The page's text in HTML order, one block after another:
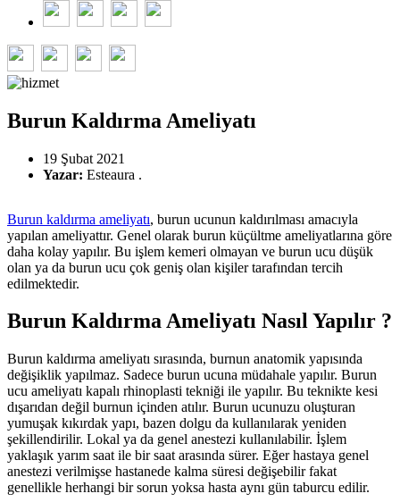
Burun Kaldırma Ameliyatı
19 Şubat 2021
Yazar: Esteaura .
Burun kaldırma ameliyatı, burun ucunun kaldırılması amacıyla
yapılan ameliyattır. Genel olarak burun küçültme ameliyatlarına göre
daha kolay yapılır. Bu işlem kemeri olmayan ve burun ucu düşük
olan ya da burun ucu çok geniş olan kişiler tarafından tercih
edilmektedir.
Burun Kaldırma Ameliyatı Nasıl Yapılır ?
Burun kaldırma ameliyatı sırasında, burnun anatomik yapısında
değişiklik yapılmaz. Sadece burun ucuna müdahale yapılır. Burun
ucu ameliyatı kapalı rhinoplasti tekniği ile yapılır. Bu teknikte kesi
dışarıdan değil burnun içinden atılır. Burun ucunuzu oluşturan
yumuşak kıkırdak yapı, bazen dolgu da kullanılarak yeniden
şekillendirilir. Lokal ya da genel anestezi kullanılabilir. İşlem
yaklaşık yarım saat ile bir saat arasında sürer. Eğer hastaya genel
anestezi verilmişse hastanede kalma süresi değişebilir fakat
genellikle herhangi bir sorun yoksa hasta aynı gün taburcu edilir.